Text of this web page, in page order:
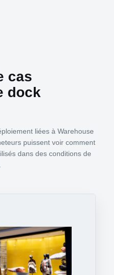
cas
dock
liées à Warehouse
puissent voir comment
dans des conditions de